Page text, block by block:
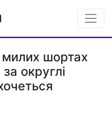
милих шортах
округлі